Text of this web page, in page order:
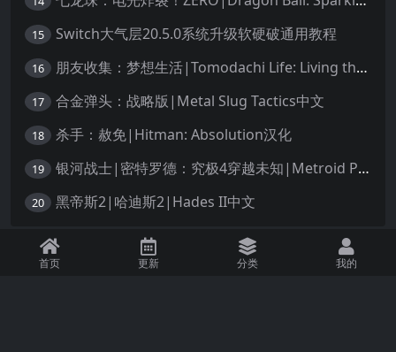
15 Switch大气层20.5.0系统升级软硬破通用教程
16 朋友收集：梦想生活|Tomodachi Life: Living the Dream中文
17 合金弹头：战略版|Metal Slug Tactics中文
18 杀手：赦免|Hitman: Absolution汉化
19 银河战士|密特罗德：究极4穿越未知|Metroid Prime 4: Beyond中文
20 黑帝斯2|哈迪斯2|Hades II中文
免责声明：本站资源均源自网络，诺涉及您的版权，知识产权或其他利益，请附
首页 更新 分类 我的